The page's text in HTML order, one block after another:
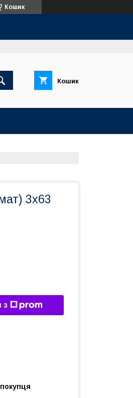
Кошик
Кошик
3x63
з